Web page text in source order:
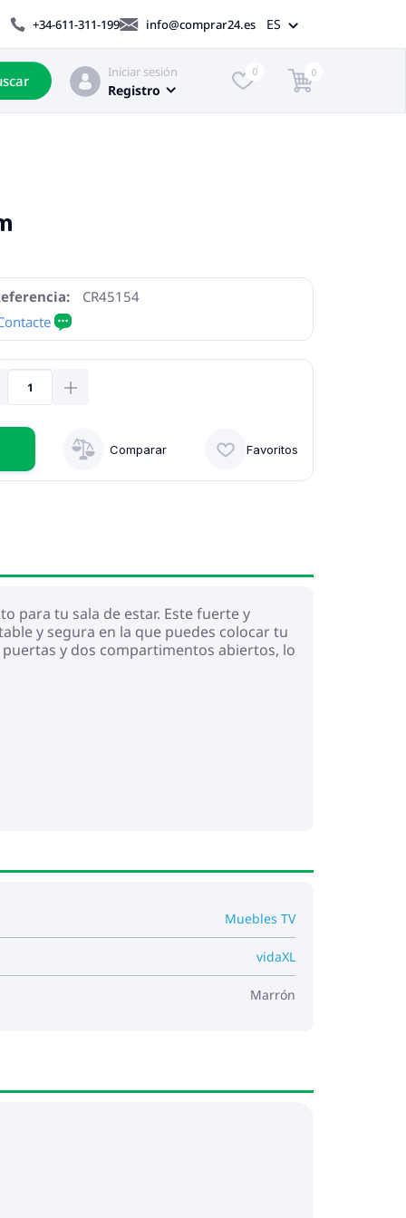
+34-611-311-199 info@comprar24.es ES
Iniciar sesión
Registro
0 0
CR45154
Favoritos
Comparar
para tu sala de estar. Este fuerte y
y segura en la que puedes colocar tu
y dos compartimentos abiertos, lo
Muebles TV
vidaXL
Marrón